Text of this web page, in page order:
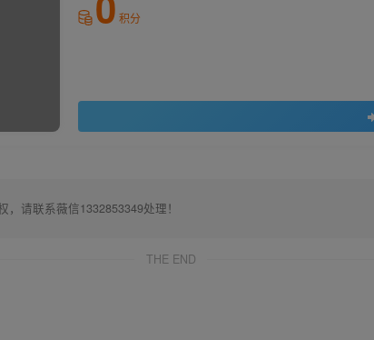
积分
请联系薇信1332853349处理！
THE END